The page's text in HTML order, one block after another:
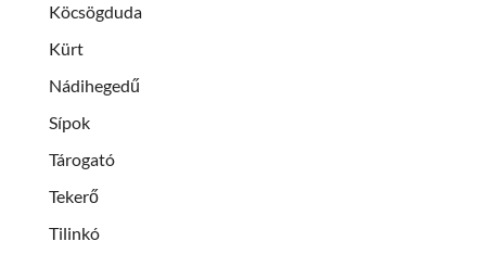
Köcsögduda
Kürt
Nádihegedű
Sípok
Tárogató
Tekerő
Tilinkó